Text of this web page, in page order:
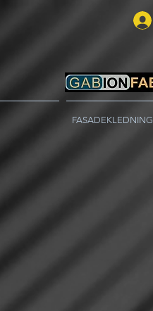
FASADEKLEDNING